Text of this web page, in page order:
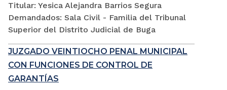
Titular: Yesica Alejandra Barrios Segura
Demandados: Sala Civil - Familia del Tribunal
Superior del Distrito Judicial de Buga
JUZGADO VEINTIOCHO PENAL MUNICIPAL
CON FUNCIONES DE CONTROL DE
GARANTÍAS